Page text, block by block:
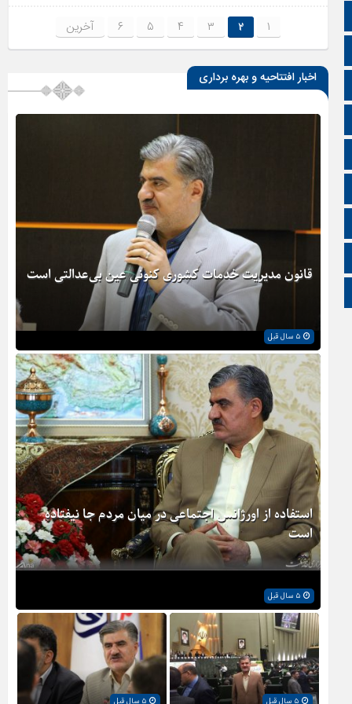
اپلیکیشن سایت
اطلاعات سایت
۱ ۲ ۳ ۴ ۵ ۶ آخرین
اخبار افتتاحیه و بهره برداری
قانون مدیریت خدمات کشوری کنونی عین بی‌عدالتی است
استفاده از اورژانس اجتماعی در میان مردم جا نیفتاده
است
۵ سال قبل ۵ سال قبل